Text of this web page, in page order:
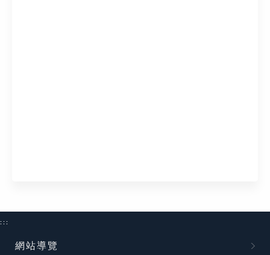
:::
網站導覽